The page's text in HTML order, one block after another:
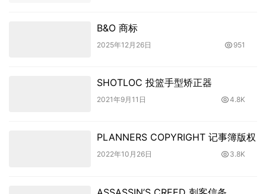
B&O 商标
2025年12月26日 951
SHOTLOC 投篮手型矫正器
2021年9月11日 4.8K
PLANNERS COPYRIGHT 记事簿版权
2022年10月26日 3.8K